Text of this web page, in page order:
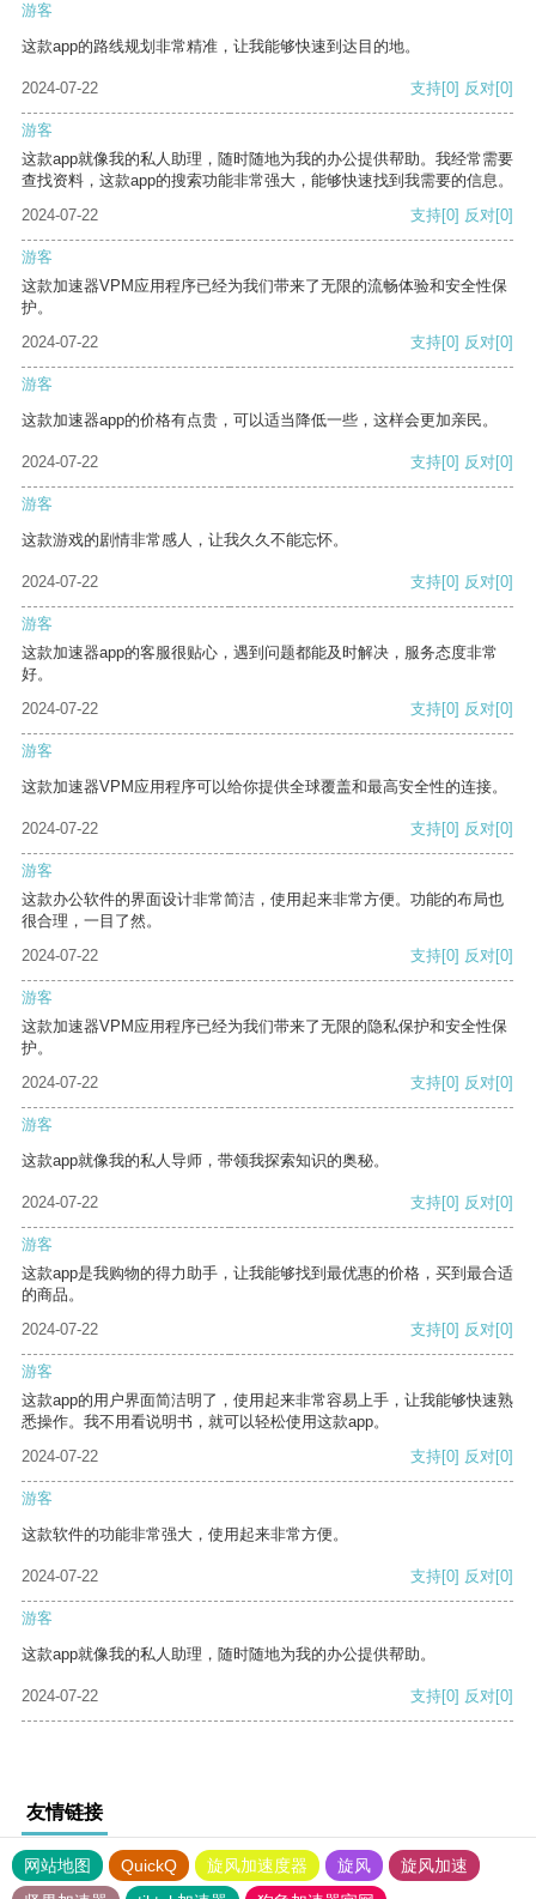
游客
这款app的路线规划非常精准，让我能够快速到达目的地。
2024-07-22 支持[0] 反对[0]
游客
这款app就像我的私人助理，随时随地为我的办公提供帮助。我经常需要
查找资料，这款app的搜索功能非常强大，能够快速找到我需要的信息。
2024-07-22
支持[0] 反对[0]
游客
这款加速器VPM应用程序已经为我们带来了无限的流畅体验和安全性保
护。
2024-07-22
支持[0] 反对[0]
游客
这款加速器app的价格有点贵，可以适当降低一些，这样会更加亲民。
2024-07-22 支持[0] 反对[0]
游客
这款游戏的剧情非常感人，让我久久不能忘怀。
2024-07-22 支持[0] 反对[0]
游客
这款加速器app的客服很贴心，遇到问题都能及时解决，服务态度非常
好。
2024-07-22
支持[0] 反对[0]
游客
这款加速器VPM应用程序可以给你提供全球覆盖和最高安全性的连接。
2024-07-22 支持[0] 反对[0]
游客
这款办公软件的界面设计非常简洁，使用起来非常方便。功能的布局也
很合理，一目了然。
2024-07-22
支持[0] 反对[0]
游客
这款加速器VPM应用程序已经为我们带来了无限的隐私保护和安全性保
护。
2024-07-22
支持[0] 反对[0]
游客
这款app就像我的私人导师，带领我探索知识的奥秘。
2024-07-22 支持[0] 反对[0]
游客
这款app是我购物的得力助手，让我能够找到最优惠的价格，买到最合适
的商品。
2024-07-22
支持[0] 反对[0]
游客
这款app的用户界面简洁明了，使用起来非常容易上手，让我能够快速熟
悉操作。我不用看说明书，就可以轻松使用这款app。
2024-07-22
支持[0] 反对[0]
游客
这款软件的功能非常强大，使用起来非常方便。
2024-07-22 支持[0] 反对[0]
游客
这款app就像我的私人助理，随时随地为我的办公提供帮助。
2024-07-22 支持[0] 反对[0]
友情链接
网站地图 QuickQ 旋风加速度器 旋风
旋风加速